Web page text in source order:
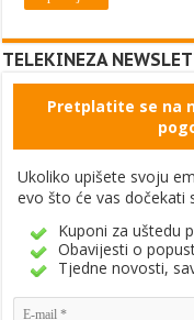
TELEKINEZA
Pretplatite se na
Ukoliko upišete svoju
evo što će vas dočekati
Kuponi za uštedu
Obavijesti o
Tjedne novosti,